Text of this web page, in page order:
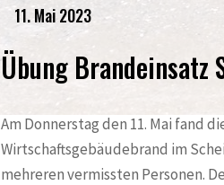
11. Mai 2023
Übung Brandeinsatz
Am Donnerstag den 11. Mai fand
Wirtschaftsgebäudebrand im
mehreren vermissten Personen.